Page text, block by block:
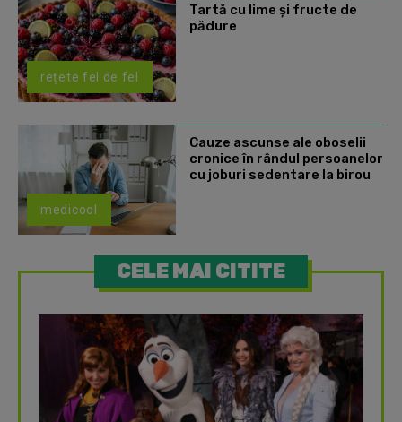
rețete fel de fel
Tartă cu lime și fructe de
pădure
medicool
Cauze ascunse ale oboselii
cronice în rândul persoanelor
cu joburi sedentare la birou
CELE MAI CITITE